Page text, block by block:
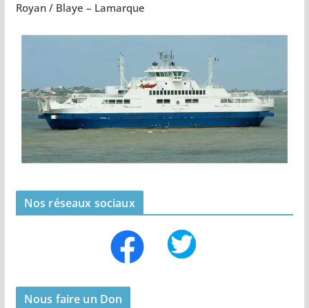
Royan / Blaye – Lamarque
Nos réseaux sociaux
Nous faire un Don